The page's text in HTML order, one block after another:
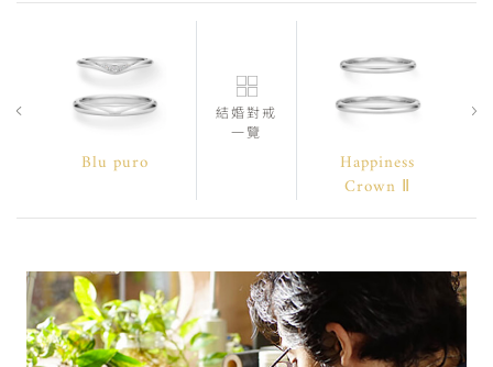
Blu puro
結婚對戒
一覽
Happiness
Crown Ⅱ